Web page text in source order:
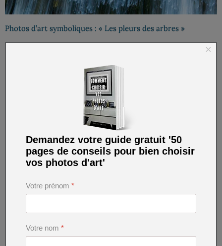
Photos d’art symboliques : « Les pleurs des arbres »
Photos d’art symboliques : « Les pleurs des arbres »
Photos d'art symboliques en couleur : « La danse des arbres »
×
Demandez votre guide gratuit '50
pages de conseils pour bien choisir
vos photos d'art'
Votre prénom *
Votre nom *